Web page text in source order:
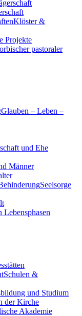
Klöster &
Projekte
pastoraler
Glauben – Leben –
und Ehe
Männer
Seelsorge
Lebensphasen
Schulen &
und Studium
der Kirche
Akademie